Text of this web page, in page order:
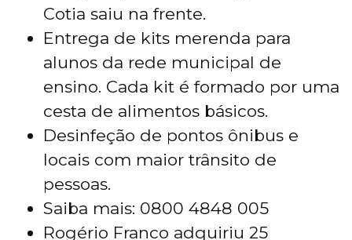
Cotia saiu na frente.
Entrega de kits merenda para
alunos da rede municipal de
ensino. Cada kit é formado por uma
cesta de alimentos básicos.
Desinfeção de pontos ônibus e
locais com maior trânsito de
pessoas.
Saiba mais: 0800 4848 005
Rogério Franco adquiriu 25